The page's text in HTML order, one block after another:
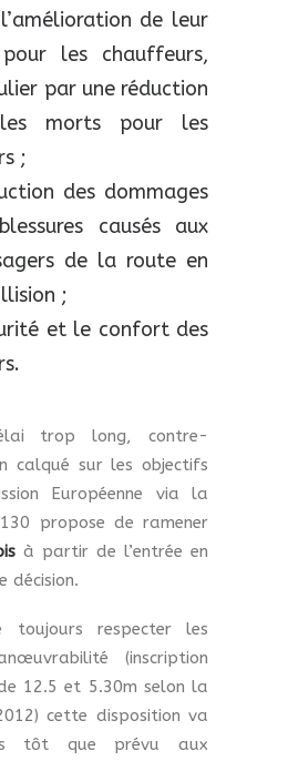
de leur
les chauffeurs,
par une réduction
morts pour les
;
des dommages
causés aux
de la route en
;
et le confort des
trop long, contre-
calqué sur les objectifs
Européenne via la
propose de ramener
à partir de l’entrée en
décision.
toujours respecter les
(inscription
12.5 et 5.30m selon la
cette disposition va
tôt que prévu aux